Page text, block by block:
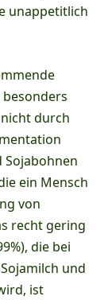
unappetitlich
durch
ein Mensch
von
recht gering
die bei
und
ist